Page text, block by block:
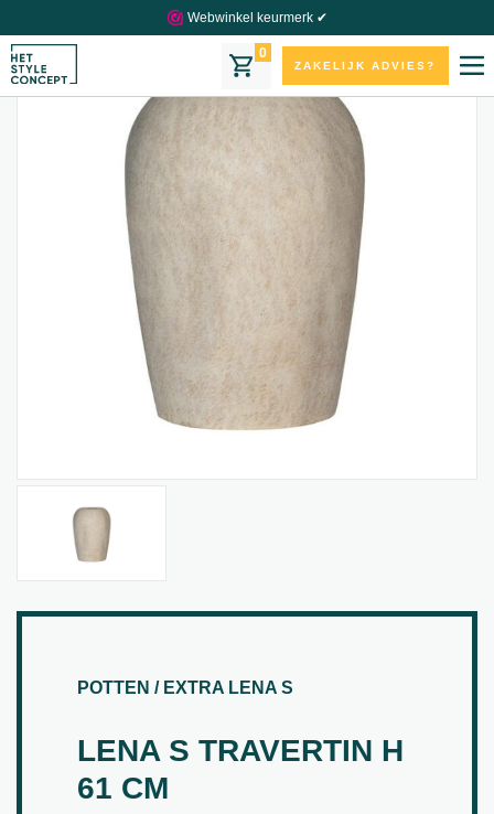
Webwinkel keurmerk ✔
0
ZAKELIJK ADVIES?
POTTEN / EXTRA LENA S
LENA S TRAVERTIN H
61 CM